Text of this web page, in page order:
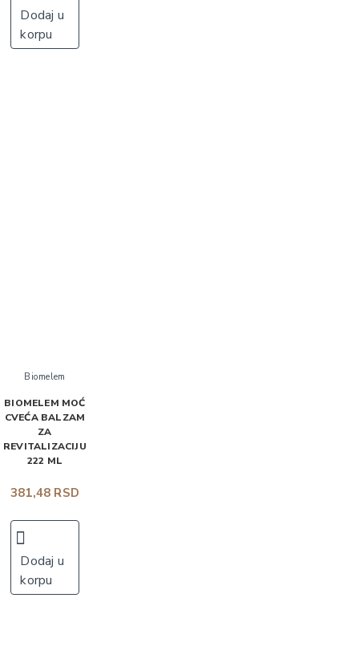
Dodaj u
korpu
Biomelem
BIOMELEM MOĆ
CVEĆA BALZAM
ZA
REVITALIZACIJU
222 ML
381,48 RSD
Dodaj u
korpu